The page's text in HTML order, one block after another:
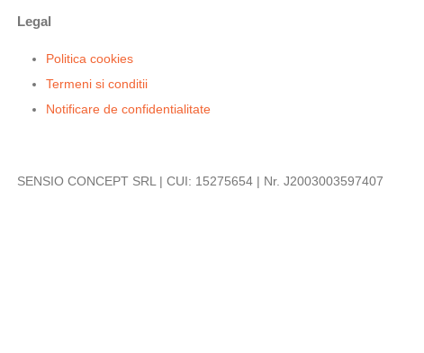
Legal
Politica cookies
Termeni si conditii
Notificare de confidentialitate
SENSIO CONCEPT SRL | CUI: 15275654 | Nr. J2003003597407